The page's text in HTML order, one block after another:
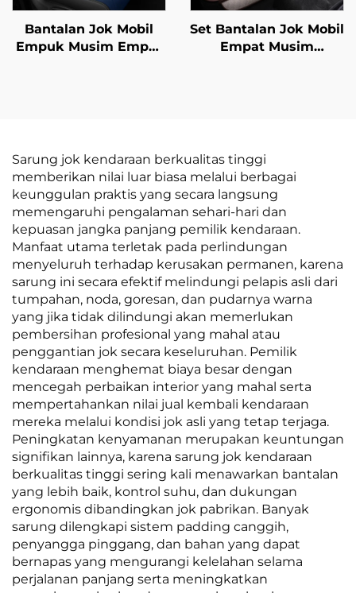
Bantalan Jok Mobil
Empuk Musim Empat
Set Bantalan Jok Mobil
Empat Musim
Sarung jok kendaraan berkualitas tinggi
memberikan nilai luar biasa melalui berbagai
keunggulan praktis yang secara langsung
memengaruhi pengalaman sehari-hari dan
kepuasan jangka panjang pemilik kendaraan.
Manfaat utama terletak pada perlindungan
menyeluruh terhadap kerusakan permanen, karena
sarung ini secara efektif melindungi pelapis asli dari
tumpahan, noda, goresan, dan pudarnya warna
yang jika tidak dilindungi akan memerlukan
pembersihan profesional yang mahal atau
penggantian jok secara keseluruhan. Pemilik
kendaraan menghemat biaya besar dengan
mencegah perbaikan interior yang mahal serta
mempertahankan nilai jual kembali kendaraan
mereka melalui kondisi jok asli yang tetap terjaga.
Peningkatan kenyamanan merupakan keuntungan
signifikan lainnya, karena sarung jok kendaraan
berkualitas tinggi sering kali menawarkan bantalan
yang lebih baik, kontrol suhu, dan dukungan
ergonomis dibandingkan jok pabrikan. Banyak
sarung dilengkapi sistem padding canggih,
penyangga pinggang, dan bahan yang dapat
bernapas yang mengurangi kelelahan selama
perjalanan panjang serta meningkatkan